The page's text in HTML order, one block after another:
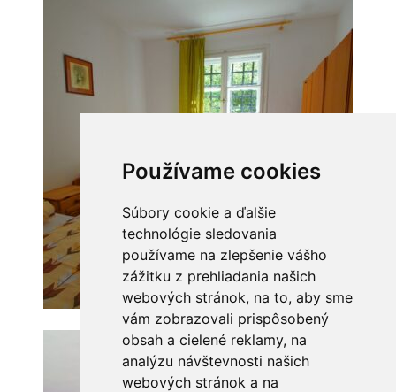
Používame cookies
Súbory cookie a ďalšie
technológie sledovania
používame na zlepšenie vášho
zážitku z prehliadania našich
webových stránok, na to, aby sme
vám zobrazovali prispôsobený
obsah a cielené reklamy, na
analýzu návštevnosti našich
webových stránok a na